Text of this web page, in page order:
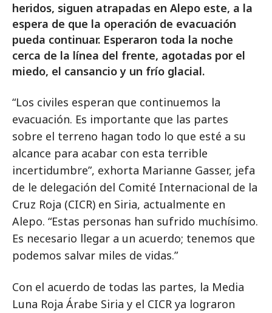
heridos, siguen atrapadas en Alepo este, a la
espera de que la operación de evacuación
pueda continuar. Esperaron toda la noche
cerca de la línea del frente, agotadas por el
miedo, el cansancio y un frío glacial.
“Los civiles esperan que continuemos la
evacuación. Es importante que las partes
sobre el terreno hagan todo lo que esté a su
alcance para acabar con esta terrible
incertidumbre”, exhorta Marianne Gasser, jefa
de le delegación del Comité Internacional de la
Cruz Roja (CICR) en Siria, actualmente en
Alepo. “Estas personas han sufrido muchísimo.
Es necesario llegar a un acuerdo; tenemos que
podemos salvar miles de vidas.”
Con el acuerdo de todas las partes, la Media
Luna Roja Árabe Siria y el CICR ya lograron